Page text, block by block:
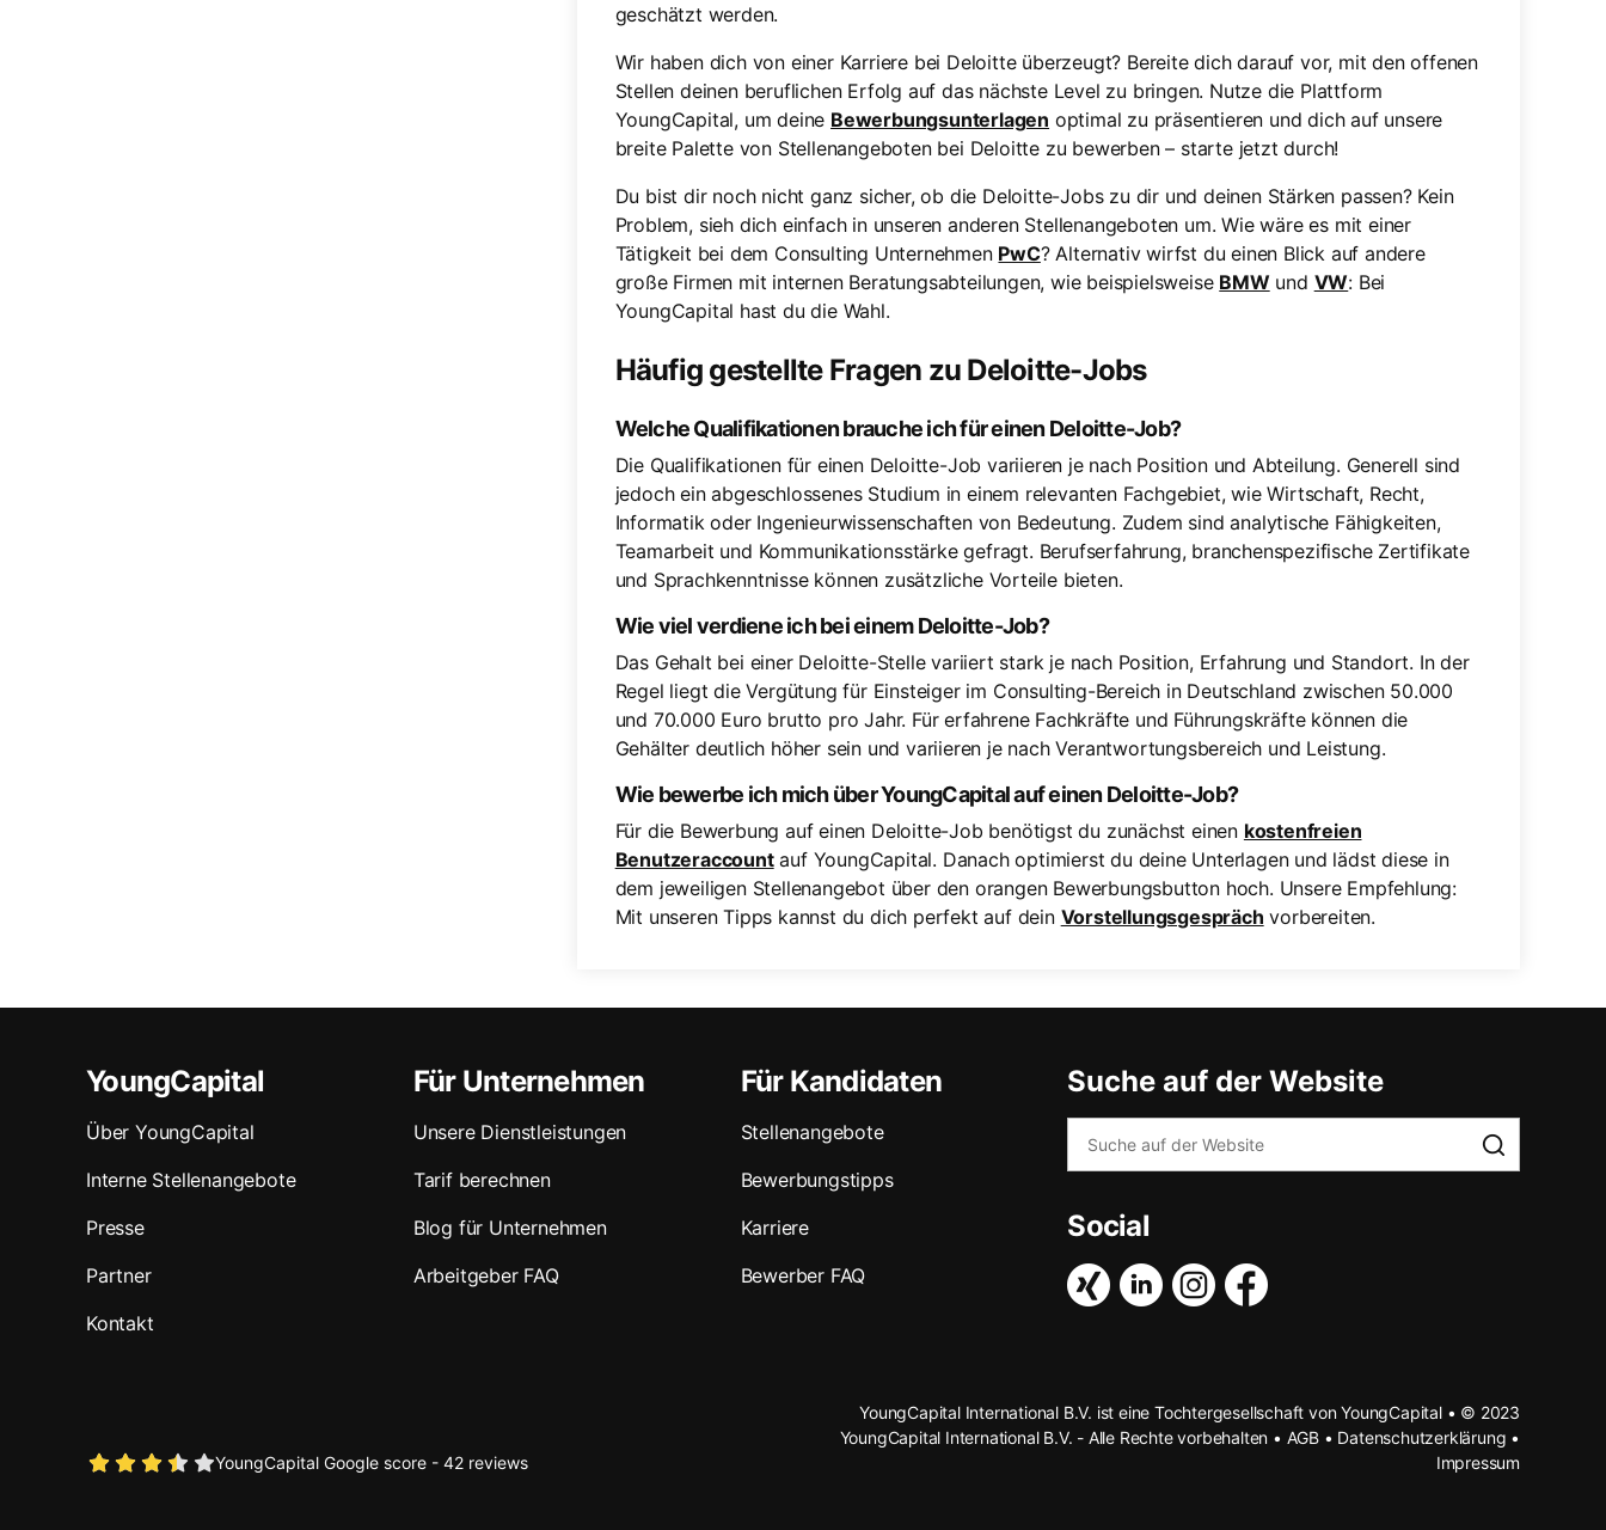
geschätzt werden.
Wir haben dich von einer Karriere bei Deloitte überzeugt? Bereite dich darauf vor, mit den offenen
Stellen deinen beruflichen Erfolg auf das nächste Level zu bringen. Nutze die Plattform
YoungCapital, um deine Bewerbungsunterlagen optimal zu präsentieren und dich auf unsere
breite Palette von Stellenangeboten bei Deloitte zu bewerben – starte jetzt durch!
Du bist dir noch nicht ganz sicher, ob die Deloitte-Jobs zu dir und deinen Stärken passen? Kein
Problem, sieh dich einfach in unseren anderen Stellenangeboten um. Wie wäre es mit einer
Tätigkeit bei dem Consulting Unternehmen PwC? Alternativ wirfst du einen Blick auf andere
große Firmen mit internen Beratungsabteilungen, wie beispielsweise BMWund VW: Bei
YoungCapital hast du die Wahl.
Häufig gestellte Fragen zu Deloitte-Jobs
Welche Qualifikationen brauche ich für einen Deloitte-Job?
Die Qualifikationen für einen Deloitte-Job variieren je nach Position und Abteilung. Generell sind
jedoch ein abgeschlossenes Studium in einem relevanten Fachgebiet, wie Wirtschaft, Recht,
Informatik oder Ingenieurwissenschaften von Bedeutung. Zudem sind analytische Fähigkeiten,
Teamarbeit und Kommunikationsstärke gefragt. Berufserfahrung, branchenspezifische Zertifikate
und Sprachkenntnisse können zusätzliche Vorteile bieten.
Wie viel verdiene ich bei einem Deloitte-Job?
Das Gehalt bei einer Deloitte-Stelle variiert stark je nach Position, Erfahrung und Standort. In der
Regel liegt die Vergütung für Einsteiger im Consulting-Bereich in Deutschland zwischen 50.000
und 70.000 Euro brutto pro Jahr. Für erfahrene Fachkräfte und Führungskräfte können die
Gehälter deutlich höher sein und variieren je nach Verantwortungsbereich und Leistung.
Wie bewerbe ich mich über YoungCapital auf einen Deloitte-Job?
Für die Bewerbung auf einen Deloitte-Job benötigst du zunächst einen kostenfreien
Benutzeraccountauf YoungCapital. Danach optimierst du deine Unterlagen und lädst diese in
dem jeweiligen Stellenangebot über den orangen Bewerbungsbutton hoch. Unsere Empfehlung:
Mit unseren Tipps kannst du dich perfekt auf dein Vorstellungsgespräch vorbereiten.
YoungCapital
Über YoungCapital
Interne Stellenangebote
Presse
Partner
Kontakt
Für Unternehmen
Unsere Dienstleistungen
Tarif berechnen
Blog für Unternehmen
Arbeitgeber FAQ
Für Kandidaten
Stellenangebote
Bewerbungstipps
Karriere
Bewerber FAQ
Suche auf der Website
Social
YoungCapital Google score - 42 reviews
YoungCapital International B.V. ist eine Tochtergesellschaft von YoungCapital • © 2023
YoungCapital International B.V. - Alle Rechte vorbehalten • AGB• Datenschutzerklärung •
Impressum